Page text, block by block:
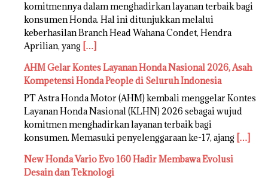
komitmennya dalam menghadirkan layanan terbaik bagi
konsumen Honda. Hal ini ditunjukkan melalui
keberhasilan Branch Head Wahana Condet, Hendra
Aprilian, yang […]
AHM Gelar Kontes Layanan Honda Nasional 2026, Asah
Kompetensi Honda People di Seluruh Indonesia
PT Astra Honda Motor (AHM) kembali menggelar Kontes
Layanan Honda Nasional (KLHN) 2026 sebagai wujud
komitmen menghadirkan layanan terbaik bagi
konsumen. Memasuki penyelenggaraan ke-17, ajang […]
New Honda Vario Evo 160 Hadir Membawa Evolusi
Desain dan Teknologi